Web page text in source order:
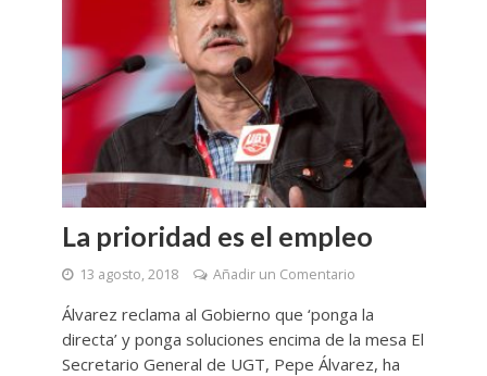
La prioridad es el empleo
13 agosto, 2018 Añadir un Comentario
Álvarez reclama al Gobierno que ‘ponga la
directa’ y ponga soluciones encima de la mesa El
Secretario General de UGT, Pepe Álvarez, ha